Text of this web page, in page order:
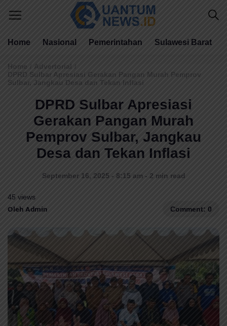
Home Nasional Pemerintahan Sulawesi Barat
Home / Advertorial
DPRD Sulbar Apresiasi Gerakan Pangan Murah Pemprov
Sulbar, Jangkau Desa dan Tekan Inflasi
DPRD Sulbar Apresiasi
Gerakan Pangan Murah
Pemprov Sulbar, Jangkau
Desa dan Tekan Inflasi
September 16, 2025 - 8:15 am - 2 min read
45 views
Oleh Admin Comment: 0